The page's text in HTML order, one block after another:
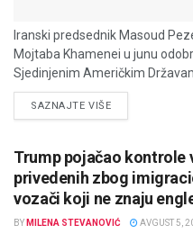
Iranski predsednik Masoud
Mojtaba Khamenei u junu
Sjedinjenim Američkim
SAZNAJTE VIŠEDETAILS
Trump pojačao kontrole
privedenih zbog
vozači koji ne znaju
BY MILENA STEVANOVIĆ AVGUST 5,